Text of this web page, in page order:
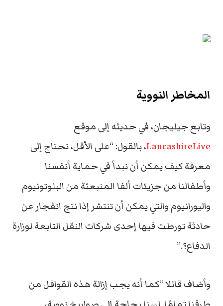
المخاطر النووية
وتابع جيليجان، في حديثه إلى موقع
LancashireLive، بالقول: “على الأقل، نحتاج إلى
معرفة كيف يمكن أن نبدأ في حماية أنفسنا
وأطفالنا من جزيئات ألفا المنبعثة من البلوتونيوم
واليورانيوم والتي يمكن أن تنتشر إذا نتج انفجار عن
حادثة تورطت فيها إحدى شركات النقل التابعة لوزارة
الدفاع؟.”
وأضاف قائلا “كما أنه يجب إزالة هذه القوافل من